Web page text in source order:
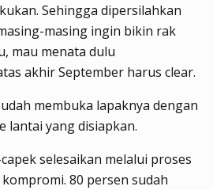
Sehingga dipersilahkan
masing ingin bikin rak
mau menata dulu
akhir September harus clear.
membuka lapaknya dengan
lantai yang disiapkan.
selesaikan melalui proses
80 persen sudah